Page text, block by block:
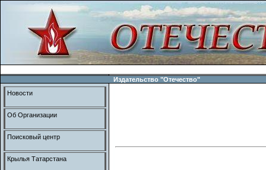
Издательство "Отечество"
Новости
Об Организации
Поисковый центр
Крылья Татарстана